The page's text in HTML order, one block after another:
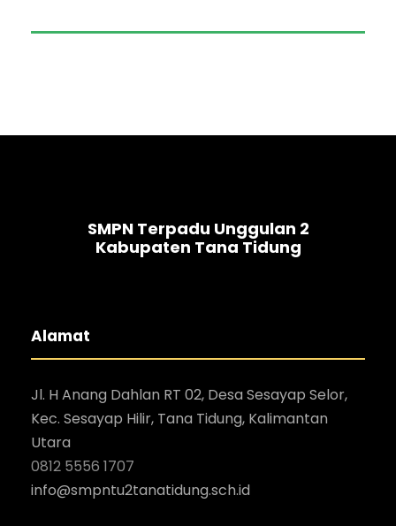
SMPN Terpadu Unggulan 2
Kabupaten Tana Tidung
Alamat
Jl. H Anang Dahlan RT 02, Desa Sesayap Selor,
Kec. Sesayap Hilir, Tana Tidung, Kalimantan
Utara
0812 5556 1707
info@smpntu2tanatidung.sch.id